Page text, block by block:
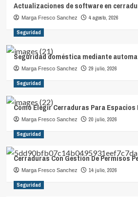
Actualizaciones de software en
Marga Fresco Sanchez 4 agosto, 2026
Seguridad
Seguridad doméstica mediante
Marga Fresco Sanchez 29 julio, 2026
Seguridad
Cómo Elegir Cerraduras Para Espacios
Marga Fresco Sanchez 20 julio, 2026
Seguridad
Cerraduras Con Gestión De Permisos
Marga Fresco Sanchez 14 julio, 2026
Seguridad